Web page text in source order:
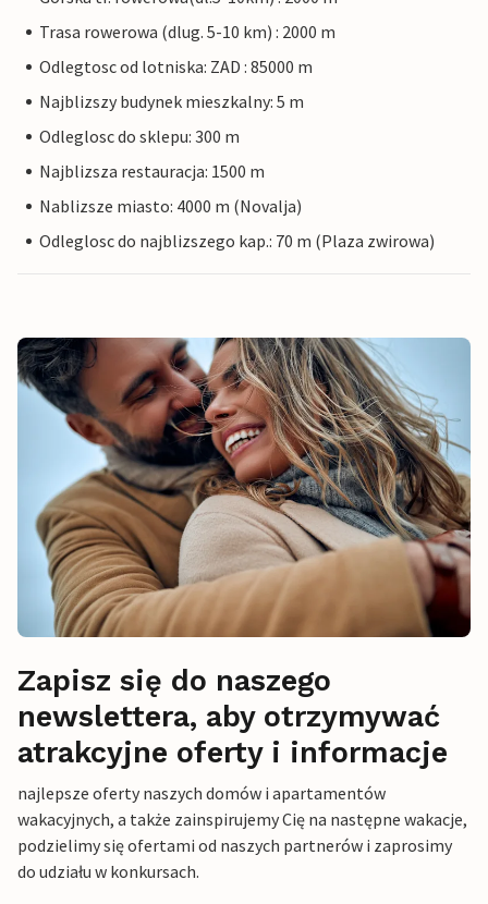
Trasa rowerowa (dlug. 5-10 km) : 2000 m
Odlegtosc od lotniska: ZAD : 85000 m
Najblizszy budynek mieszkalny: 5 m
Odleglosc do sklepu: 300 m
Najblizsza restauracja: 1500 m
Nablizsze miasto: 4000 m (Novalja)
Odleglosc do najblizszego kap.: 70 m (Plaza zwirowa)
Zapisz się do naszego
newslettera, aby otrzymywać
atrakcyjne oferty i informacje
najlepsze oferty naszych domów i apartamentów
wakacyjnych, a także zainspirujemy Cię na następne wakacje,
podzielimy się ofertami od naszych partnerów i zaprosimy
do udziału w konkursach.